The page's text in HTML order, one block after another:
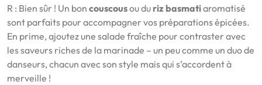
R : Bien sûr ! Un bon couscousou du riz basmatiaromatisé
sont parfaits pour accompagner vos préparations épicées.
En prime, ajoutez une salade fraîche pour contraster avec
les saveurs riches de la marinade – un peu comme un duo de
danseurs, chacun avec son style mais qui s’accordent à
merveille !